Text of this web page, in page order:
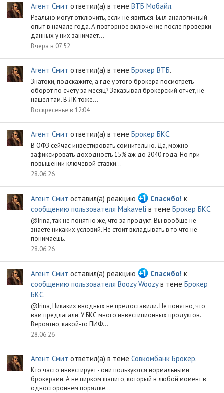
Агент Смит ответил(а) в теме ВТБ Мобайл.
Реально могут отключить, если не явиться. Был аналогичный
опыт в начале года. А повторное включение после проверки
данных у них занимает...
Вчера в 07:52
Агент Смит ответил(а) в теме Брокер ВТБ.
Знатоки, подскажите, а где у этого брокера посмотреть
оборот по счёту за месяц? Заказывал брокерский отчёт, не
нашёл там. В ЛК тоже...
Воскресенье в 12:04
Агент Смит ответил(а) в теме Брокер БКС.
В ОФЗ сейчас инвестировать сомнительно. Да, можно
зафиксировать доходность 15% аж до 2040 года. Но при
повышении ключевой ставки...
28.06.26
Агент Смит оставил(а) реакцию Спасибо! к
сообщению пользователя Makaveli в теме Брокер БКС.
@Irina, так не понятно же, что за продукт. Вы вообще не
знаете никаких условий. Не стоит вкладывать в то что не
понимаешь.
28.06.26
Агент Смит оставил(а) реакцию Спасибо! к
сообщению пользователя Boozy Woozyв теме Брокер
БКС.
@Irina, Никаких вводных не предоставили. Не понятно, что
вам предлагали. У БКС много инвестиционных продуктов.
Вероятно, какой-то ПИФ...
28.06.26
Агент Смит ответил(а) в теме Совкомбанк Брокер.
Кто часто инвестирует - они пользуются нормальными
брокерами. А не цирком шапито, который в любой момент в
одностороннем порядке...